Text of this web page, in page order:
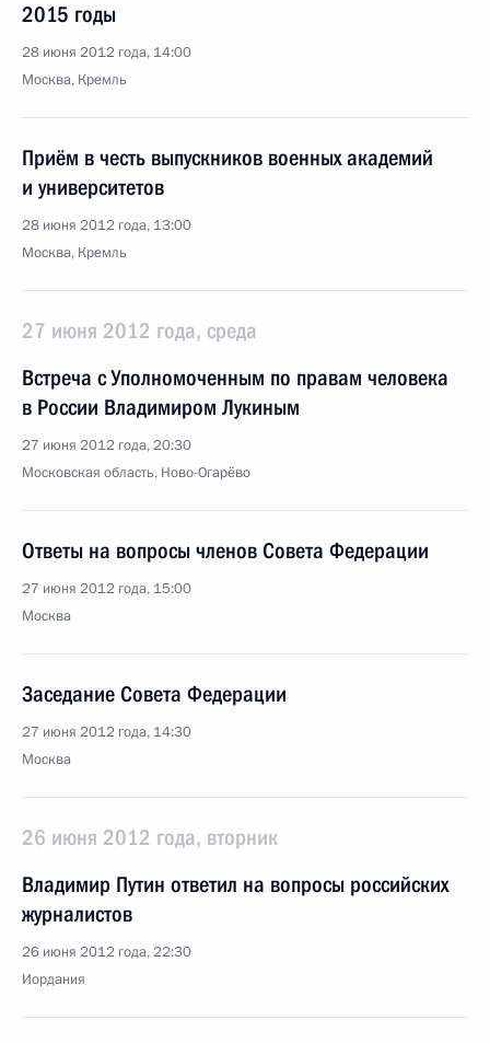
2015 годы
28 июня 2012 года, 14:00
Москва, Кремль
Приём в честь выпускников военных академий
и университетов
28 июня 2012 года, 13:00
Москва, Кремль
27 июня 2012 года, среда
Встреча с Уполномоченным по правам человека
в России Владимиром Лукиным
27 июня 2012 года, 20:30
Московская область, Ново-Огарёво
Ответы на вопросы членов Совета Федерации
27 июня 2012 года, 15:00
Москва
Заседание Совета Федерации
27 июня 2012 года, 14:30
Москва
26 июня 2012 года, вторник
Владимир Путин ответил на вопросы российских
журналистов
26 июня 2012 года, 22:30
Иордания